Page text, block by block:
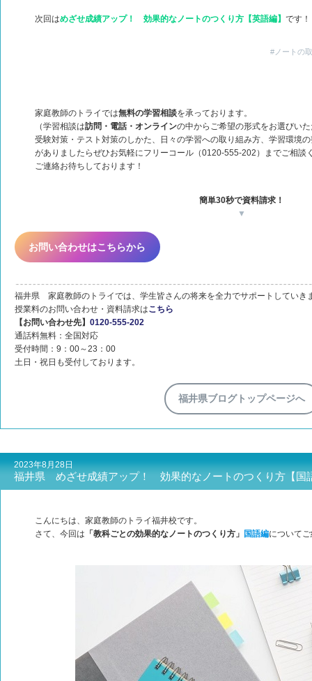
次回はめざせ成績アップ！ 効果的なノートのつくり方【英語編】です！
#ノートの
家庭教師のトライでは無料の学習相談を承っております。
（学習相談は訪問・電話・オンラインの中からご希望の形式をお選びい
受験対策・テスト対策のしかた、日々の学習への取り組み方、学習環境
がありましたらぜひお気軽にフリーコール（0120-555-202）までご相談
ご連絡お待ちしております！
簡単30秒で資料請求！
▼
お問い合わせはこちらから
福井県 家庭教師のトライでは、学生皆さんの将来を全力でサポートしていき
授業料のお問い合わせ・資料請求はこちら
【お問い合わせ先】 0120-555-202
通話料無料：全国対応
受付時間：9：00～23：00
土日・祝日も受付しております。
福井県ブログトップページへ
2023年8月28日
福井県 めざせ成績アップ！ 効果的なノートのつくり方【国
こんにちは、家庭教師のトライ福井校です。
さて、今回は 「教科ごとの効果的なノートのつくり方」 国語編について